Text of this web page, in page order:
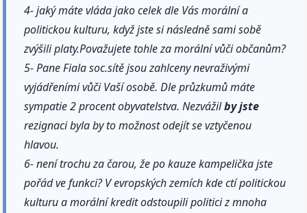
4- jaký máte vláda jako celek dle Vás morální a
politickou kulturu, když jste si následně sami sobě
zvýšili platy.Považujete tohle za morální vůči občanům?
5- Pane Fiala soc.sítě jsou zahlceny nevraživými
vyjádřeními vůči Vaší osobě. Dle průzkumů máte
sympatie 2 procent obyvatelstva. Nezvážilby jste
rezignaci byla by to možnost odejít se vztyčenou
hlavou.
6- není trochu za čarou, že po kauze kampelička jste
pořád ve funkci? V evropských zemích kde ctí politickou
kulturu a morální kredit odstoupili politici z mnoha